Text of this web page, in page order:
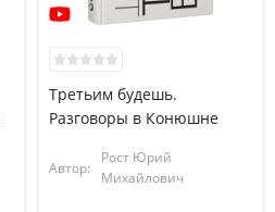
Третьим будешь.
Разговоры в Конюшне
Автор:
Рост Юрий
Михайлович